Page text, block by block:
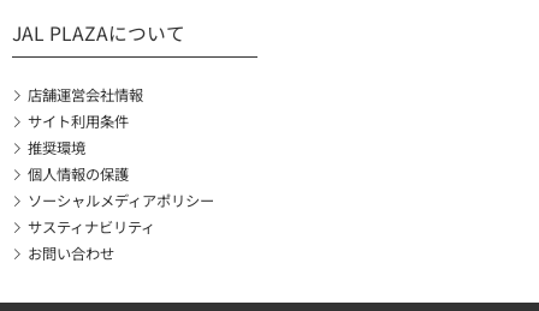
JAL PLAZAについて
店舗運営会社情報
サイト利用条件
推奨環境
個人情報の保護
ソーシャルメディアポリシー
サスティナビリティ
お問い合わせ